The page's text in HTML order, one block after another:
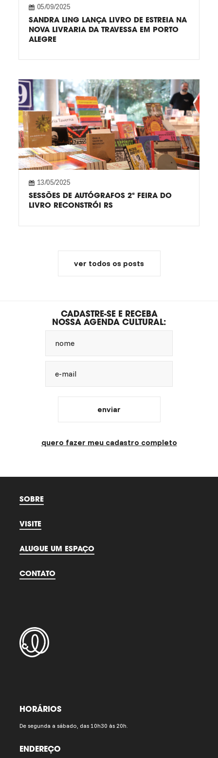
05/09/2025
SANDRA LING LANÇA LIVRO DE ESTREIA NA
NOVA LIVRARIA DA TRAVESSA EM PORTO
ALEGRE
13/05/2025
SESSÕES DE AUTÓGRAFOS 2ª FEIRA DO
LIVRO RECONSTRÓI RS
ver todos os posts
CADASTRE-SE E RECEBA
NOSSA AGENDA CULTURAL:
nome
e-mail
enviar
quero fazer meu cadastro completo
SOBRE
VISITE
ALUGUE UM ESPAÇO
CONTATO
HORÁRIOS
De segunda a sábado, das 10h30 às 20h.
ENDEREÇO